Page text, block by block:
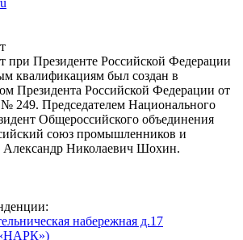
при Президенте Российской Федерации
квалификациям был создан в
Президента Российской Федерации от
№ 249. Председателем Национального
Общероссийского объединения
союз промышленников и
Александр Николаевич Шохин.
набережная д.17